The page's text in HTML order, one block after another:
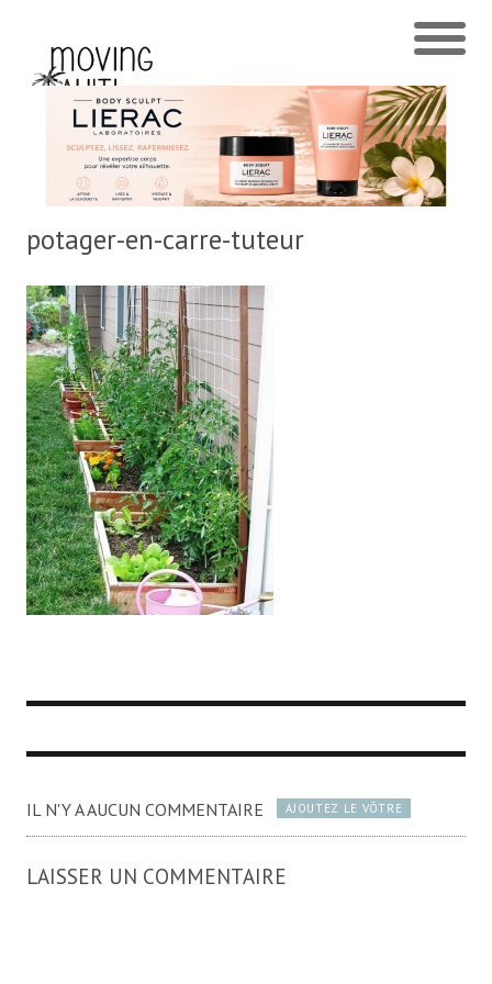
potager-en-carre-tuteur
IL N'Y A AUCUN COMMENTAIRE AJOUTEZ LE VÔTRE
LAISSER UN COMMENTAIRE